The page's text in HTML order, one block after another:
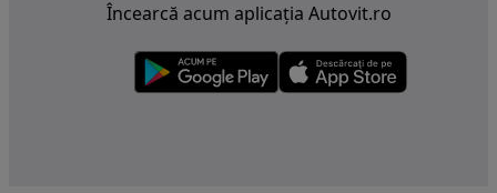
Încearcă acum aplicația Autovit.ro